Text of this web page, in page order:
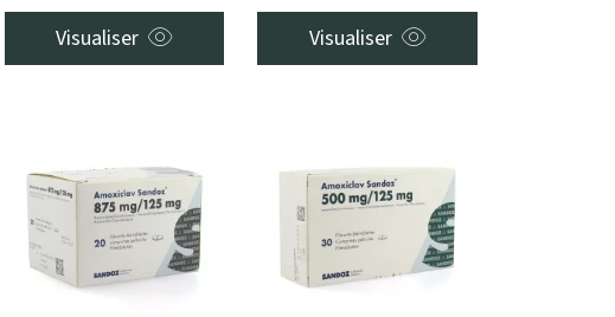
Visualiser Visualiser